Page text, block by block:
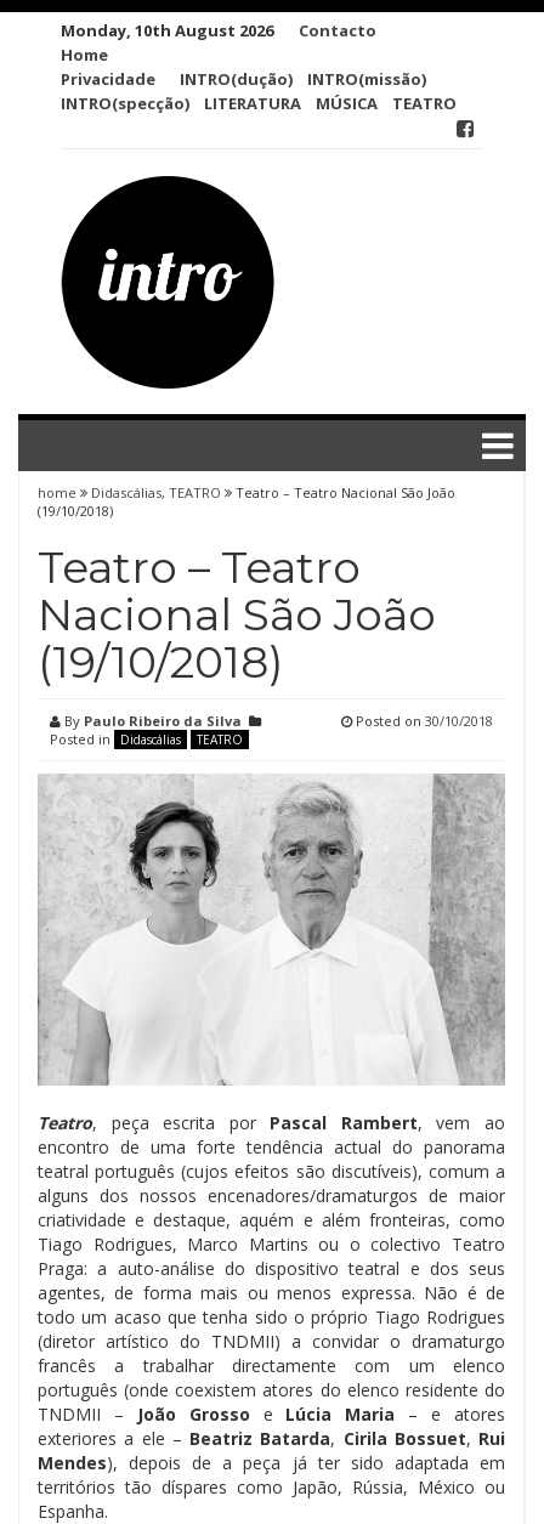
Monday, 10th August 2026
Contacto
Home
Privacidade
INTRO(dução)
INTRO(missão)
INTRO(specção)
LITERATURA MÚSICA TEATRO
home Didascálias, TEATRO
Teatro – Teatro Nacional São João
(19/10/2018)
Teatro – Teatro
Nacional São João
(19/10/2018)
By Paulo Ribeiro da Silva
Posted in
Didascálias TEATRO
Posted on 30/10/2018
Teatro, peça escrita por Pascal Rambert, vem ao
encontro de uma forte tendência actual do panorama
teatral português (cujos efeitos são discutíveis), comum a
alguns dos nossos encenadores/dramaturgos de maior
criatividade e destaque, aquém e além fronteiras, como
Tiago Rodrigues, Marco Martins ou o colectivo Teatro
Praga: a auto-análise do dispositivo teatral e dos seus
agentes, de forma mais ou menos expressa. Não é de
todo um acaso que tenha sido o próprio Tiago Rodrigues
(diretor artístico do TNDMII) a convidar o dramaturgo
francês a trabalhar directamente com um elenco
português (onde coexistem atores do elenco residente do
TNDMII –
João Grosso e Lúcia Maria – e atores
exteriores a ele – Beatriz Batarda, Cirila Bossuet, Rui
Mendes), depois de a peça já ter sido adaptada em
territórios tão díspares como Japão, Rússia, México ou
Espanha.